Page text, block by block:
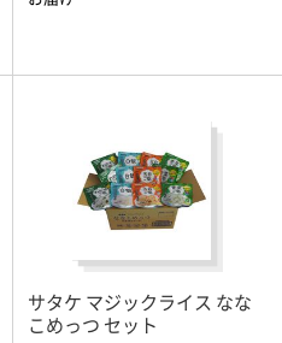
サタケ マジックライス なな
こめっつ セット